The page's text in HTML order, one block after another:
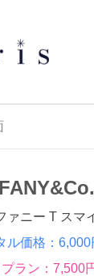
ァニー T スマ
ル価格：6,000
ラン：7,500